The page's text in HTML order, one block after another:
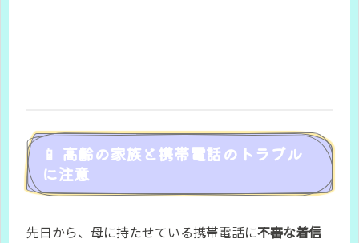
📱 高齢の家族と携帯電話のトラブル
に注意
先日から、母に持たせている携帯電話に不審な着信